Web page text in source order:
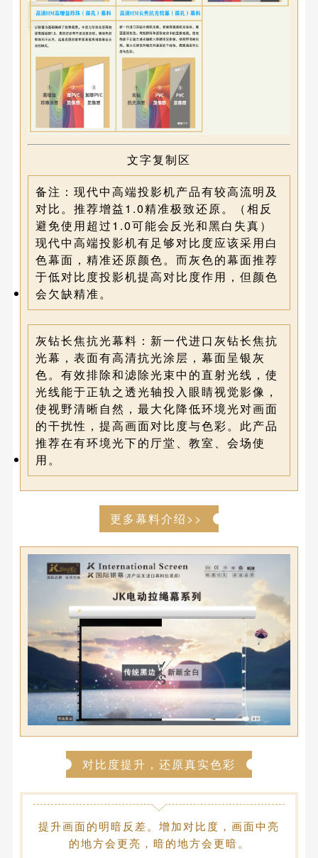
文字复制区
备注： 现代中高端投影机产品有较高流明及
对比。推荐增益1.0精准极致还原。（相反
避免使用超过1.0可能会反光和黑白失真）
现代中高端投影机有足够对比度应该采用白
色幕面，精准还原颜色。而灰色的幕面推荐
于低对比度投影机提高对比度作用，但颜色
会欠缺精准。
灰钻长焦抗光幕料： 新一代进口灰钻长焦抗
光幕，表面有高清抗光涂层，幕面呈银灰
色。 有效排除和滤除光束中的直射光线，使
光线能于正轨之透光轴投入眼睛视觉影像，
使视野清晰自然，最大化降低环境光对画面
的干扰性，提高画面对比度与色彩。此产品
推荐在有环境光下的厅堂、教室、会场使
用。
更多幕料介绍>>
对比度提升， 还原真实色彩
提升画面的明暗反差。增加对比度，画面中亮
的地方会更亮，暗的地方会更暗。